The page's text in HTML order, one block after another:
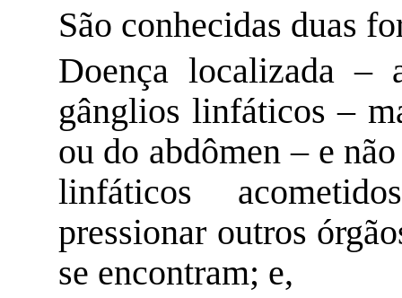
São conhecidas duas
Doença localizada –
gânglios linfáticos –
ou do abdômen – e
linfáticos
pressionar outros
se encontram; e,